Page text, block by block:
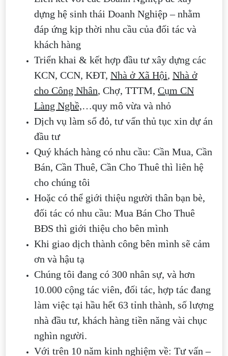
dựng hệ sinh thái Doanh Nghiệp – nhằm
đáp ứng kịp thời nhu cầu của đối tác và
khách hàng
Triển khai & kết hợp đầu tư xây dựng các
KCN, CCN, KĐT, Nhà ở Xã Hội, Nhà ở
cho Công Nhân, Chợ, TTTM, Cụm CN
Làng Nghề,…quy mô vừa và nhỏ
Dịch vụ làm sổ đỏ, tư vấn thủ tục xin dự án
đầu tư
Quý khách hàng có nhu cầu: Cần Mua, Cần
Bán, Cần Thuê, Cần Cho Thuê thì liên hệ
cho chúng tôi
Hoặc có thể giới thiệu người thân bạn bè,
đối tác có nhu cầu: Mua Bán Cho Thuê
BĐS thì giới thiệu cho bên mình
Khi giao dịch thành công bên mình sẽ cảm
ơn và hậu tạ
Chúng tôi đang có 300 nhân sự, và hơn
10.000 cộng tác viên, đối tác, hợp tác đang
làm việc tại hầu hết 63 tỉnh thành, số lượng
nhà đầu tư, khách hàng tiền năng vài chục
nghìn người.
Với trên 10 năm kinh nghiệm về: Tư vấn –